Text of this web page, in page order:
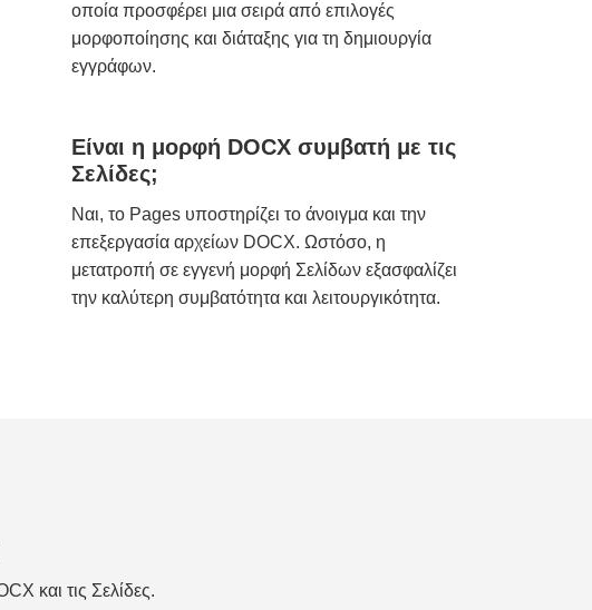
οποία προσφέρει μια σειρά από επιλογές
μορφοποίησης και διάταξης για τη δημιουργία
εγγράφων.
Είναι η μορφή DOCX συμβατή με τις
Σελίδες;
Ναι, το Pages υποστηρίζει το άνοιγμα και την
επεξεργασία αρχείων DOCX. Ωστόσο, η
μετατροπή σε εγγενή μορφή Σελίδων εξασφαλίζει
την καλύτερη συμβατότητα και λειτουργικότητα.
και τις Σελίδες.